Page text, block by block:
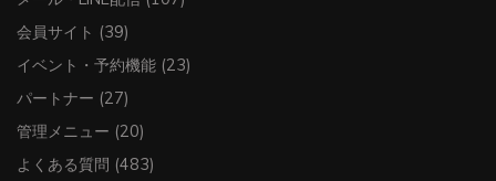
会員サイト (39)
イベント・予約機能 (23)
パートナー (27)
管理メニュー (20)
よくある質問 (483)